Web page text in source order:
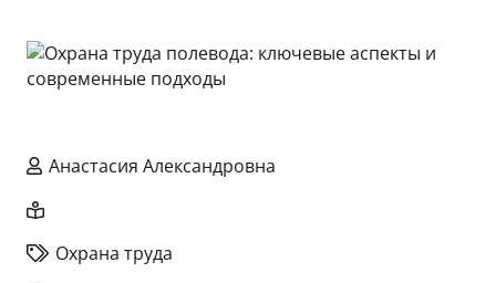
Анастасия Александровна
Охрана труда